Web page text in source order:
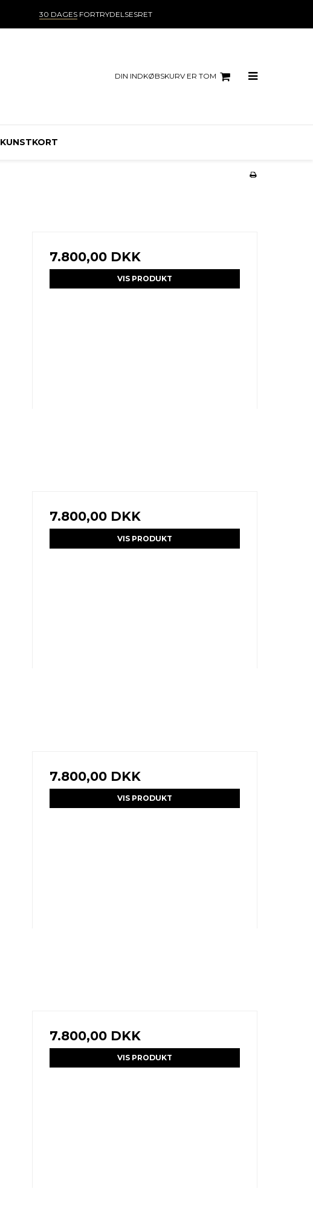
30 DAGESFORTRYDELSESRET
DIN INDKØBSKURV ER TOM
KUNSTKORT
7.800,00 DKK
VIS PRODUKT
7.800,00 DKK
VIS PRODUKT
7.800,00 DKK
VIS PRODUKT
7.800,00 DKK
VIS PRODUKT